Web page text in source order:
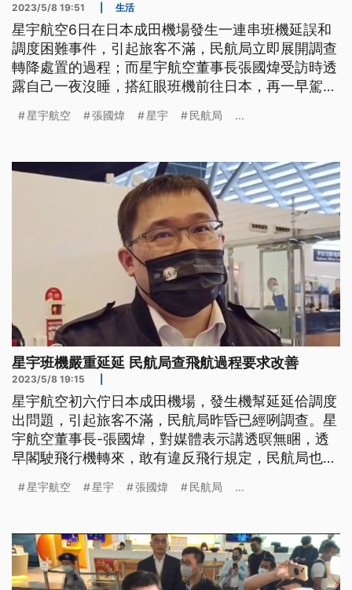
2023/5/8 19:51 生活
星宇航空6日在日本成田機場發生一連串班機延誤和
調度困難事件，引起旅客不滿，民航局立即展開調查
轉降處置的過程；而星宇航空董事長張國煒受訪時透
露自己一夜沒睡，搭紅眼班機前往日本，再一早駕駛
王國材指出，從星宇這次事件中，看到班機和人力調
星宇航空 張國煒 星宇 民航局 ...
星宇班機嚴重延延 民航局查飛航過程要求改善
2023/5/8 19:15
星宇航空初六佇日本成田機場，發生機幫延延佮調度
出問題，引起旅客不滿，民航局昨昏已經咧調查。星
宇航空董事長-張國煒，對媒體表示講透暝無睏，透
早閣駛飛行機轉來，敢有違反飛行規定，民航局也欲
出航班佮人員調度攏有困難，北美航線敢欲閣增加，
星宇航空 星宇 張國煒 民航局 ...